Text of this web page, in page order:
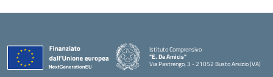
Istituto Comprensivo
"E. De Amicis"
Via Pastrengo, 3 - 21052 Busto Arsizio (VA)